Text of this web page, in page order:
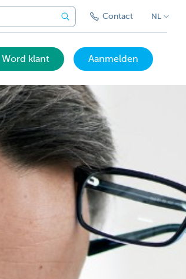
Contact NL
Word klant Aanmelden